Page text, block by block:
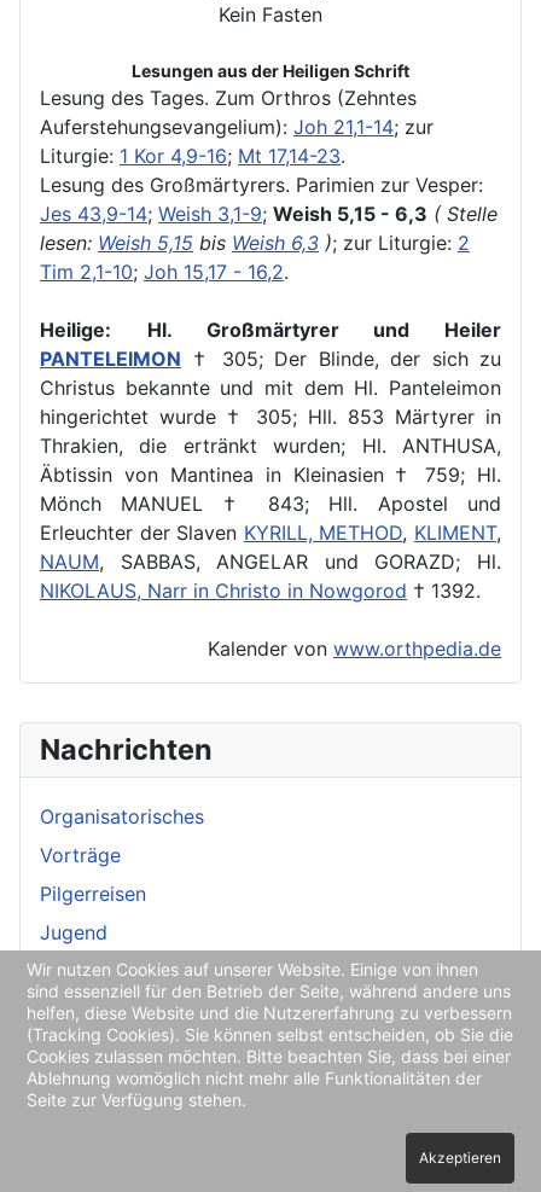
Nachrichten
Organisatorisches
Vorträge
Pilgerreisen
Jugend
Medien
Kein Fasten
Lesungen aus der Heiligen Schrift
Lesung des Tages. Zum Orthros (Zehntes
Auferstehungsevangelium): Joh 21,1-14; zur
Liturgie: 1 Kor 4,9-16; Mt 17,14-23.
Lesung des Großmärtyrers. Parimien zur Vesper:
Jes 43,9-14; Weish 3,1-9; Weish 5,15 - 6,3 ( Stelle
lesen: Weish 5,15 bis Weish 6,3 ); zur Liturgie: 2
Tim 2,1-10; Joh 15,17 - 16,2.
Heilige:
Hl. Großmärtyrer und Heiler
PANTELEIMON † 305; Der Blinde, der sich zu
Christus bekannte und mit dem Hl. Panteleimon
hingerichtet wurde † 305; Hll. 853 Märtyrer in
Thrakien, die ertränkt wurden; Hl. ANTHUSA,
Äbtissin von Mantinea in Kleinasien † 759; Hl.
Mönch MANUEL † 843; Hll. Apostel und
Erleuchter der Slaven KYRILL, METHOD, KLIMENT,
NAUM, SABBAS, ANGELAR und GORAZD; Hl.
NIKOLAUS, Narr in Christo in Nowgorod † 1392.
Kalender von www.orthpedia.de
Datenschutzordnung und Impressum
Wir nutzen Cookies auf unserer Website. Einige von ihnen
sind essenziell für den Betrieb der Seite, während andere uns
helfen, diese Website und die Nutzererfahrung zu verbessern
(Tracking Cookies). Sie können selbst entscheiden, ob Sie die
Cookies zulassen möchten. Bitte beachten Sie, dass bei einer
Ablehnung womöglich nicht mehr alle Funktionalitäten der
Seite zur Verfügung stehen.
Akzeptieren